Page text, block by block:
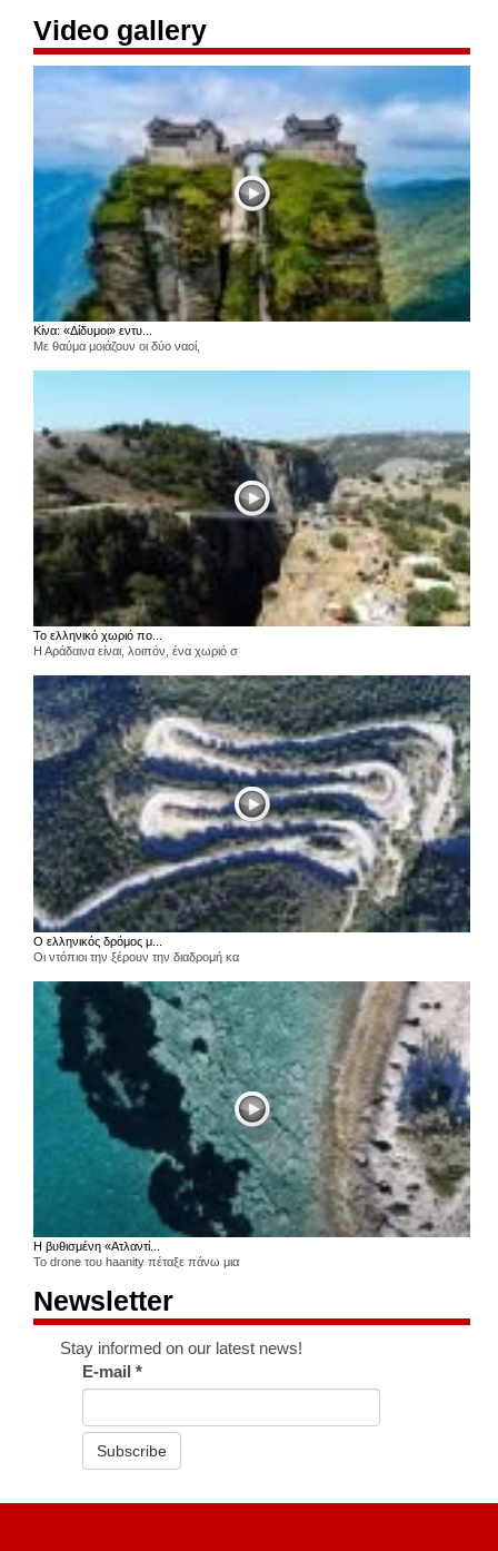
Video gallery
Κίνα: «Δίδυμοι» εντυ...
Με θαύμα μοιάζουν οι δύο ναοί,
Το ελληνικό χωριό πο...
Η Αράδαινα είναι, λοιπόν, ένα χωριό σ
Ο ελληνικός δρόμος μ...
Οι ντόπιοι την ξέρουν την διαδρομή κα
Η βυθισμένη «Ατλαντί...
Το drone του haanity πέταξε πάνω μια
Newsletter
Stay informed on our latest news!
E-mail*
Subscribe